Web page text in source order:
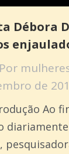
Débora
Por
de
Ao